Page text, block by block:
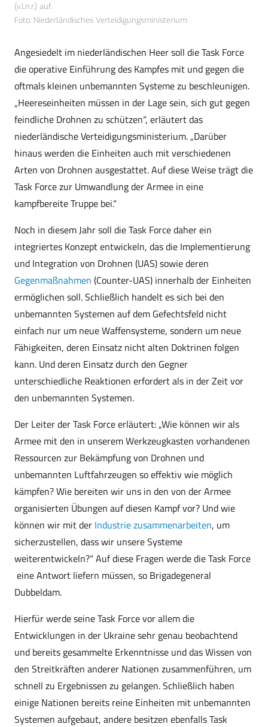
(v.l.n.r.) auf.
Foto: Niederländisches Verteidigungsministerium
Angesiedelt im niederländischen Heer soll die Task Force
die operative Einführung des Kampfes mit und gegen die
oftmals kleinen unbemannten Systeme zu beschleunigen.
„Heereseinheiten müssen in der Lage sein, sich gut gegen
feindliche Drohnen zu schützen“, erläutert das
niederländische Verteidigungsministerium. „Darüber
hinaus werden die Einheiten auch mit verschiedenen
Arten von Drohnen ausgestattet. Auf diese Weise trägt die
Task Force zur Umwandlung der Armee in eine
kampfbereite Truppe bei.“
Noch in diesem Jahr soll die Task Force daher ein
integriertes Konzept entwickeln, das die Implementierung
und Integration von Drohnen (UAS) sowie deren
Gegenmaßnahmen (Counter-UAS) innerhalb der Einheiten
ermöglichen soll. Schließlich handelt es sich bei den
unbemannten Systemen auf dem Gefechtsfeld nicht
einfach nur um neue Waffensysteme, sondern um neue
Fähigkeiten, deren Einsatz nicht alten Doktrinen folgen
kann. Und deren Einsatz durch den Gegner
unterschiedliche Reaktionen erfordert als in der Zeit vor
den unbemannten Systemen.
Der Leiter der Task Force erläutert: „Wie können wir als
Armee mit den in unserem Werkzeugkasten vorhandenen
Ressourcen zur Bekämpfung von Drohnen und
unbemannten Luftfahrzeugen so effektiv wie möglich
kämpfen? Wie bereiten wir uns in den von der Armee
organisierten Übungen auf diesen Kampf vor? Und wie
können wir mit der Industrie zusammenarbeiten, um
sicherzustellen, dass wir unsere Systeme
weiterentwickeln?“ Auf diese Fragen werde die Task Force
eine Antwort liefern müssen, so Brigadegeneral
Dubbeldam.
Hierfür werde seine Task Force vor allem die
Entwicklungen in der Ukraine sehr genau beobachtend
und bereits gesammelte Erkenntnisse und das Wissen von
den Streitkräften anderer Nationen zusammenführen, um
schnell zu Ergebnissen zu gelangen. Schließlich haben
einige Nationen bereits reine Einheiten mit unbemannten
Systemen aufgebaut, andere besitzen ebenfalls Task